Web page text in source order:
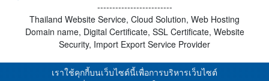
-------------------------
Thailand Website Service, Cloud Solution, Web Hosting
Domain name, Digital Certificate, SSL Certificate, Website
Security, Import Export Service Provider
เราใช้คุกกี้บนเว็บไซต์นี้เพื่อการบริหารเว็บไซต์